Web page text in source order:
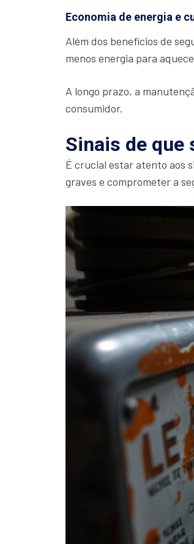
Economia de energia e
Além dos benefícios de
menos energia para
A longo prazo, a
consumidor.
Sinais de que
É crucial estar atento aos
graves e comprometer a